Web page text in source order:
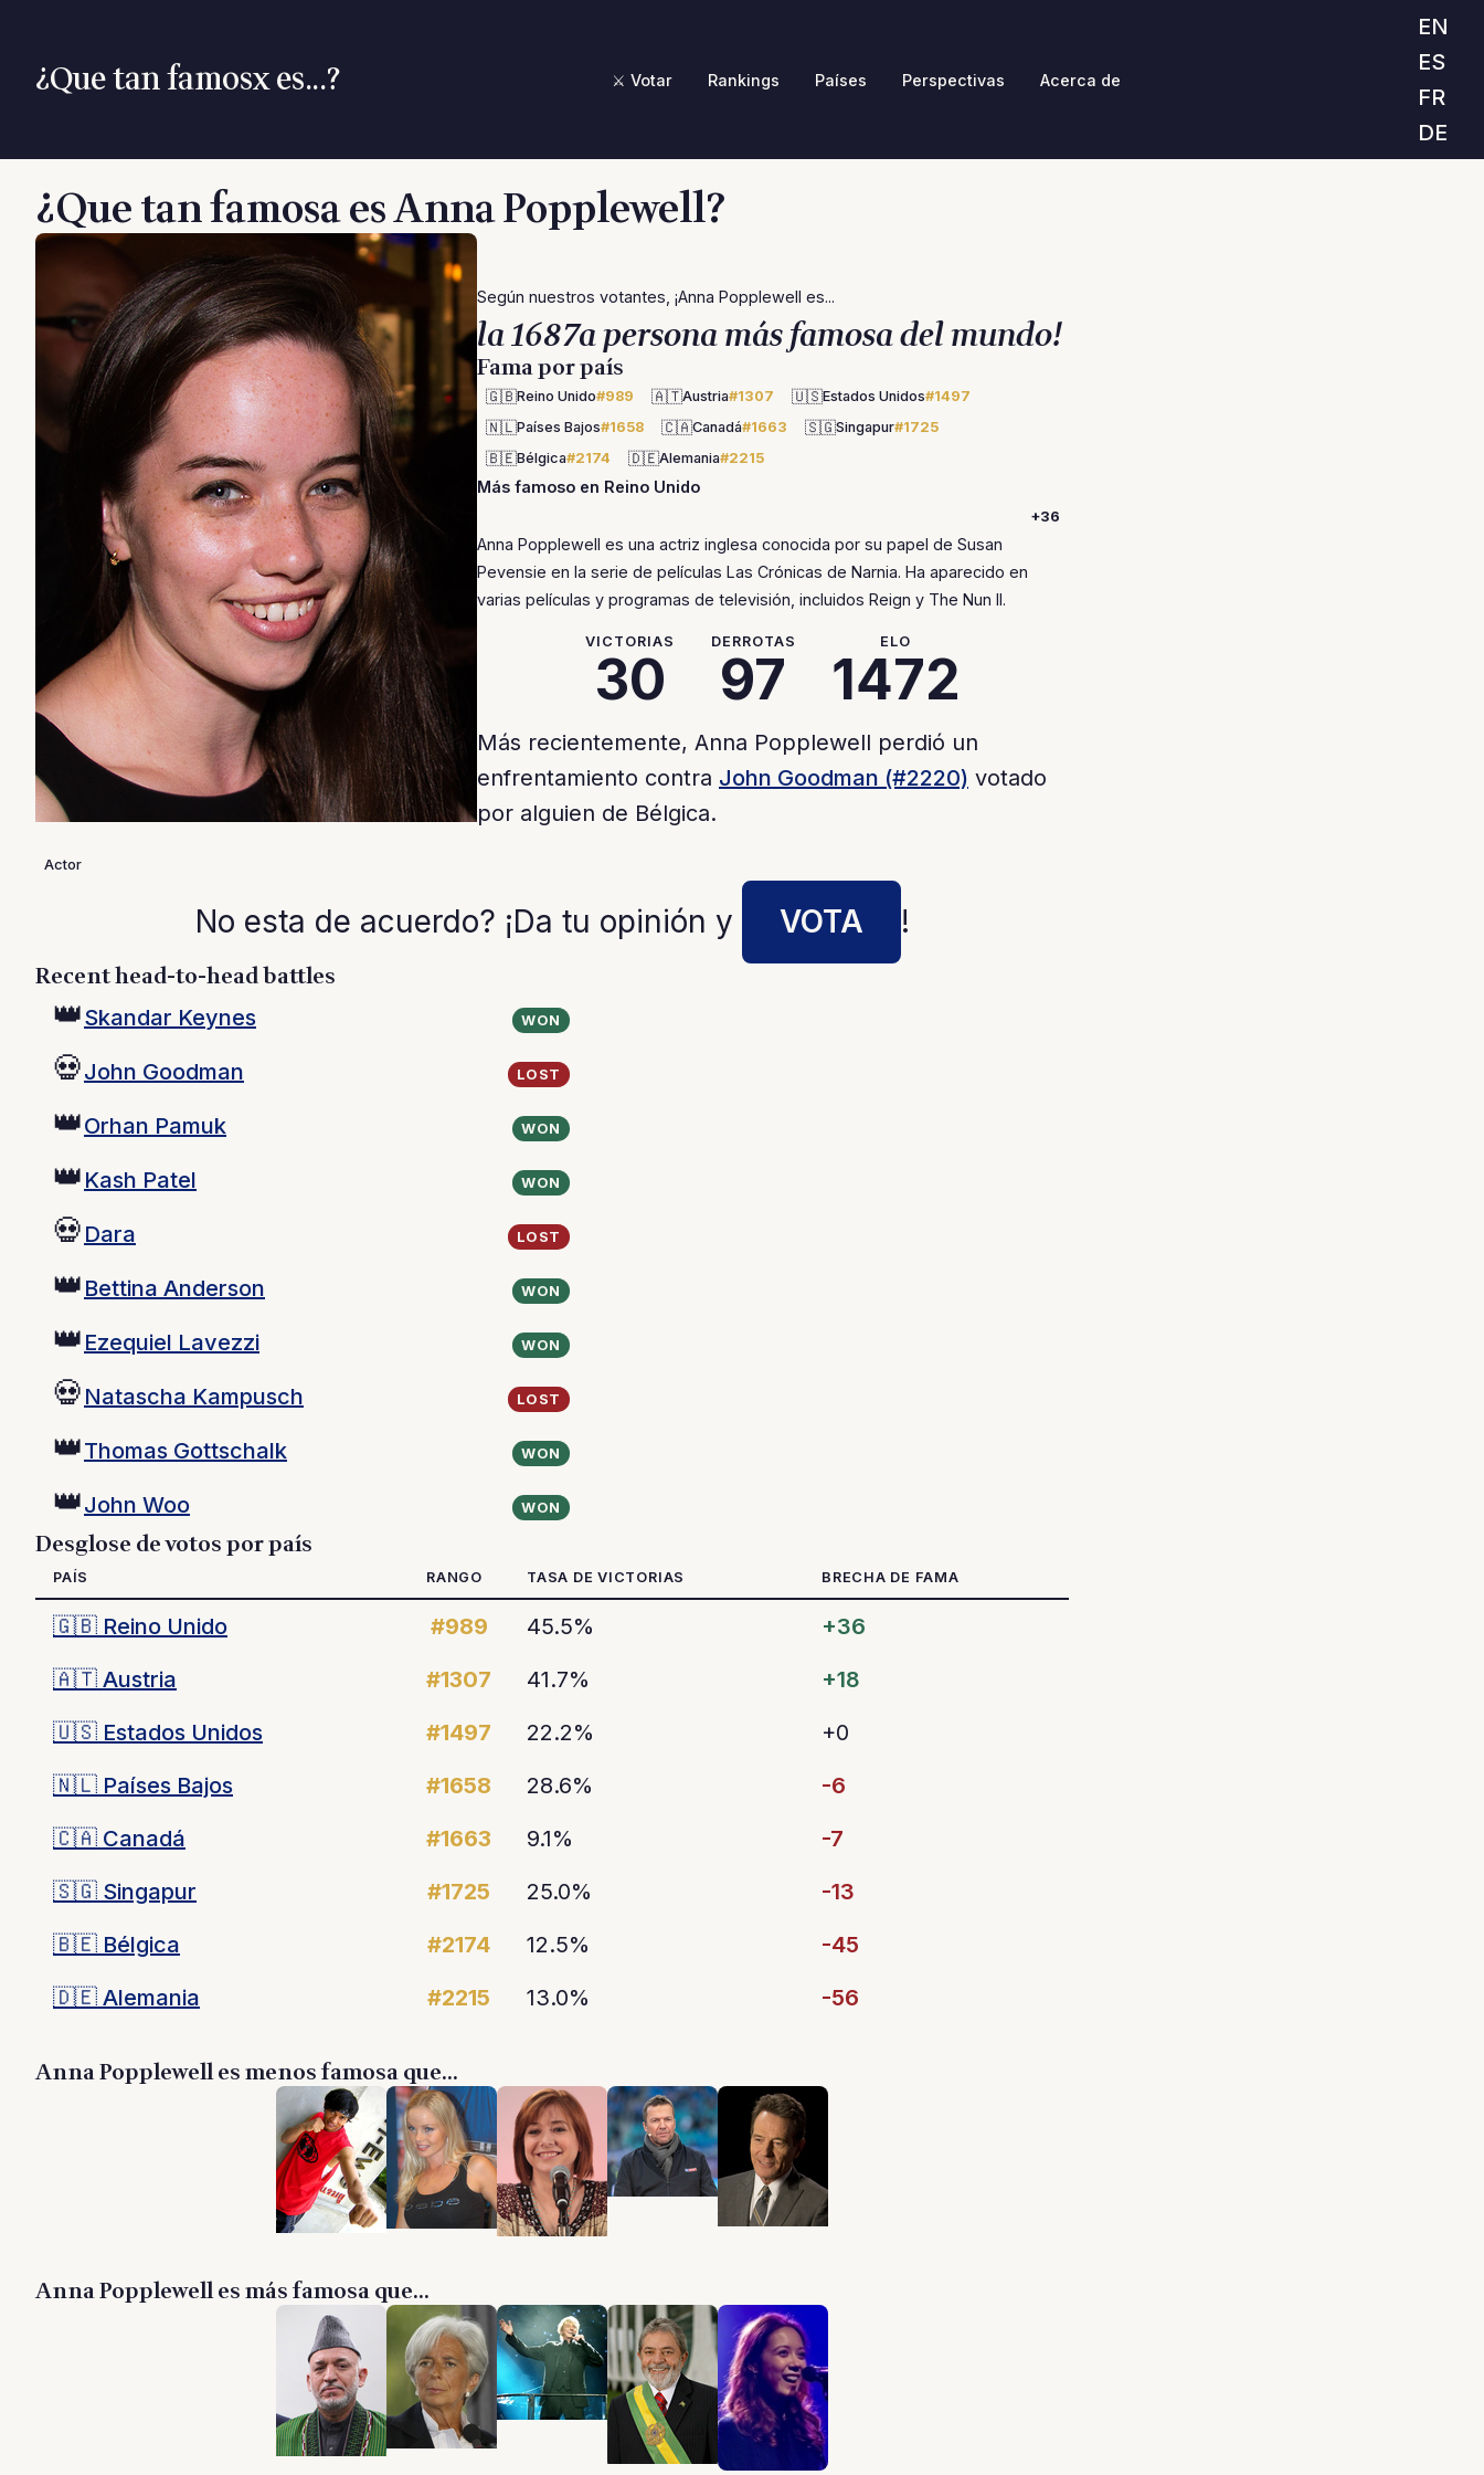
¿Que tan famosx es...? ⚔️ Votar Rankings Países Perspectivas Acerca de
EN
ES
FR
DE
¿Que tan famosa es Anna Popplewell?
Actor
Según nuestros votantes, ¡Anna Popplewell es...
la 1687a persona más famosa del mundo!
Fama por país
🇬🇧Reino Unido#989 🇦🇹Austria#1307 🇺🇸Estados Unidos#1497
🇳🇱Países Bajos#1658 🇨🇦Canadá#1663 🇸🇬Singapur#1725
🇧🇪Bélgica#2174 🇩🇪Alemania#2215
Más famoso en Reino Unido
+36
Anna Popplewell es una actriz inglesa conocida por su papel de Susan
Pevensie en la serie de películas Las Crónicas de Narnia. Ha aparecido en
varias películas y programas de televisión, incluidos Reign y The Nun II.
VICTORIAS
30
DERROTAS
97
ELO
1472
Más recientemente, Anna Popplewell perdió un
enfrentamiento contra John Goodman (#2220) votado
por alguien de Bélgica.
No esta de acuerdo? ¡Da tu opinión y VOTA !
Recent head-to-head battles
👑Skandar Keynes WON
💀John Goodman LOST
👑Orhan Pamuk WON
👑 Kash Patel WON
💀 Dara LOST
👑 Bettina Anderson WON
👑 Ezequiel Lavezzi WON
💀 Natascha Kampusch LOST
👑Thomas Gottschalk WON
👑John Woo WON
Desglose de votos por país
PAÍS RANGO TASA DE VICTORIAS BRECHA DE FAMA
🇬🇧 Reino Unido #989 45.5%
+36
🇦🇹 Austria #1307 41.7%
+18
🇺🇸 Estados Unidos #1497 22.2%
+0
🇳🇱 Países Bajos #1658 28.6%
-6
🇨🇦 Canadá #1663 9.1%
-7
🇸🇬 Singapur #1725 25.0%
-13
🇧🇪 Bélgica #2174 12.5%
-45
🇩🇪 Alemania #2215 13.0% -56
Anna Popplewell es menos famosa que...
Anna Popplewell es más famosa que...